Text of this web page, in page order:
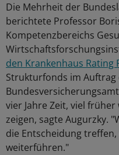
Die Mehrheit der
berichtete Professor
Kompetenzbereichs
den Krankenhaus Rating
Strukturfonds im Auftrag
vier Jahre Zeit, viel
zeigen, sagte Augurzky.
die Entscheidung
weiterführen."